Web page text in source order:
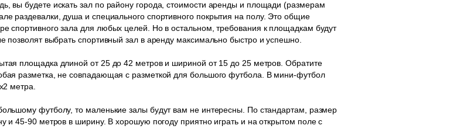
вы будете искать зал по району города, стоимости аренды и площади (размерам
раздевалки, душа и специального спортивного покрытия на полу. Это общие
спортивного зала для любых целей. Но в остальном, требования к площадкам будут
позволят выбрать спортивный зал в аренду максимально быстро и успешно.
площадка длиной от 25 до 42 метров и шириной от 15 до 25 метров. Обратите
разметка, не совпадающая с разметкой для большого футбола. В мини-футбол
метра.
футболу, то маленькие залы будут вам не интересны. По стандартам, размер
и 45-90 метров в ширину. В хорошую погоду приятно играть и на открытом поле с